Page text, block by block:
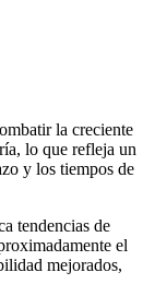
la creciente
lo que refleja un
y los tiempos de
tendencias de
el
mejorados,